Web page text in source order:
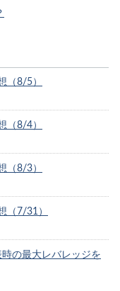
（8/5）
（8/4）
（8/3）
（7/31）
時の最大レバレッジを